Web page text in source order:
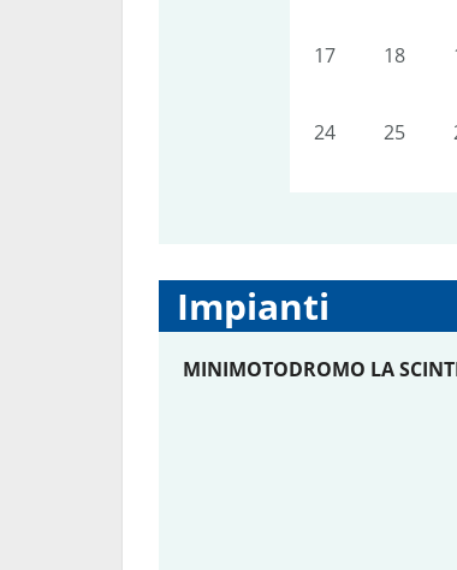
17 18
24 25
Impianti
MINIMOTODROMO LA